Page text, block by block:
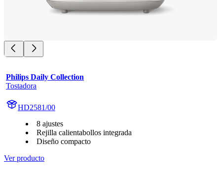
Philips Daily Collection
Tostadora
HD2581/00
8 ajustes
Rejilla calientabollos integrada
Diseño compacto
Ver producto